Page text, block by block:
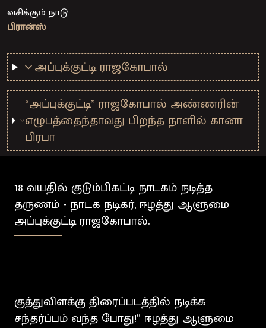
வசிக்கும் நாடு
பிரான்ஸ்
அப்புக்குட்டி ராஜகோபால்
“அப்புக்குட்டி” ராஜகோபால் அண்ணரின்
எழுபத்தைந்தாவது பிறந்த நாளில் கானா
பிரபா
18 வயதில் குடும்பிகட்டி நாடகம் நடித்த
தருணம் - நாடக நடிகர், ஈழத்து ஆளுமை
அப்புக்குட்டி ராஜகோபால்.
குத்துவிளக்கு திரைப்படத்தில் நடிக்க
சந்தர்ப்பம் வந்த போது!” ஈழத்து ஆளுமை